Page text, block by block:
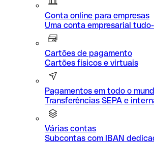
Conta online para empresas
Uma conta empresarial
Cartões de pagamento
Cartões físicos e virtuais
Pagamentos em todo o
Transferências SEPA e
Várias contas
Subcontas com IBAN